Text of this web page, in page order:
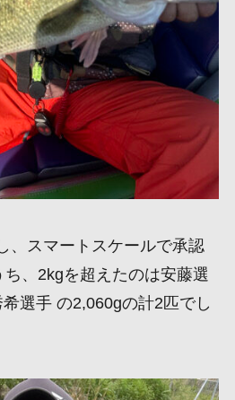
、スマートスケールで承認
、2kgを超えたのは安藤選
選手 の2,060gの計2匹でし